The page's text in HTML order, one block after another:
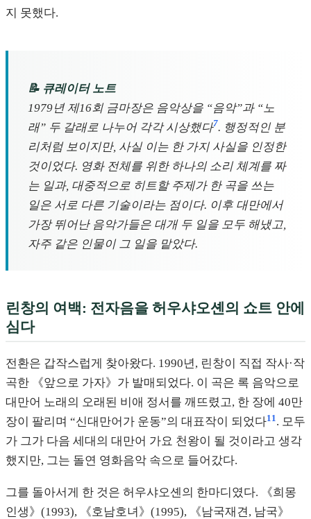
지 못했다.
📝 큐레이터 노트
1979년 제16회 금마장은 음악상을 “음악”과 “노
래” 두 갈래로 나누어 각각 시상했다7. 행정적인 분
리처럼 보이지만, 사실 이는 한 가지 사실을 인정한
것이었다. 영화 전체를 위한 하나의 소리 체계를 짜
는 일과, 대중적으로 히트할 주제가 한 곡을 쓰는
일은 서로 다른 기술이라는 점이다. 이후 대만에서
가장 뛰어난 음악가들은 대개 두 일을 모두 해냈고,
자주 같은 인물이 그 일을 맡았다.
린창의 여백: 전자음을 허우샤오셴의 쇼트 안에
심다
전환은 갑작스럽게 찾아왔다. 1990년, 린창이 직접 작사·작
곡한 《앞으로 가자》가 발매되었다. 이 곡은 록 음악으로
대만어 노래의 오래된 비애 정서를 깨뜨렸고, 한 장에 40만
장이 팔리며 “신대만어가 운동”의 대표작이 되었다11 . 모두
가 그가 다음 세대의 대만어 가요 천왕이 될 것이라고 생각
했지만, 그는 돌연 영화음악 속으로 들어갔다.
그를 돌아서게 한 것은 허우샤오셴의 한마디였다. 《희몽
인생》(1993), 《호남호녀》(1995), 《남국재견, 남국》